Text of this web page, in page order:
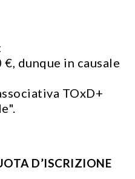
dunque in causale
TOxD+
D’ISCRIZIONE